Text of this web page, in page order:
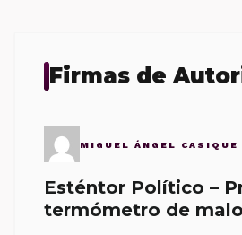
Firmas de
MIGUEL ÁNGEL CASIQUE
Esténtor Político –
termómetro de